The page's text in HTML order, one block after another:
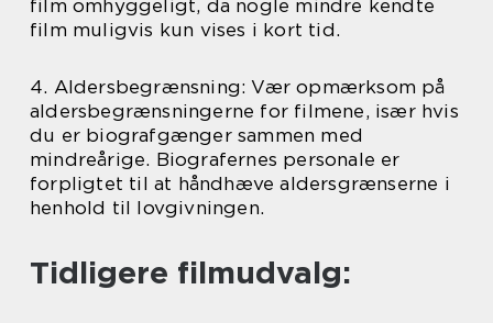
film omhyggeligt, da nogle mindre kendte
film muligvis kun vises i kort tid.
4. Aldersbegrænsning: Vær opmærksom på
aldersbegrænsningerne for filmene, især hvis
du er biografgænger sammen med
mindreårige. Biografernes personale er
forpligtet til at håndhæve aldersgrænserne i
henhold til lovgivningen.
Tidligere filmudvalg: